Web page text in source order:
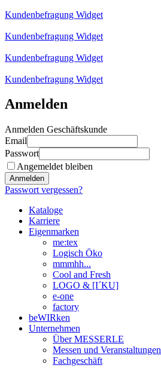
Kundenbefragung Widget
Kundenbefragung Widget
Kundenbefragung Widget
Kundenbefragung Widget
Anmelden
Anmelden Geschäftskunde
Email
Passwort
Angemeldet bleiben
Anmelden
Passwort vergessen?
Kataloge
Karriere
Eigenmarken
me:tex
Logisch Öko
mmmhh...
Cool and Fresh
LOGO & [I´KU]
e-one
factory
beWIRken
Unternehmen
Über MESSERLE
Messen und Veranstaltungen
Fachgeschäft